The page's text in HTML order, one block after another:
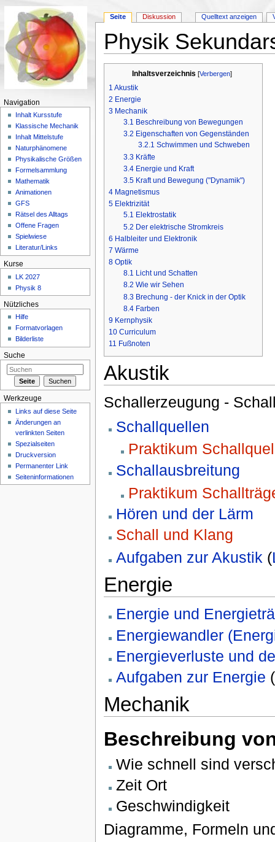
Physik
Inhaltsverzeichnis [Verbergen]
1 Akustik
2 Energie
3 Mechanik
3.1 Beschreibung von Bewegungen
3.2 Eigenschaften von Gegenständen
3.2.1 Schwimmen und Schweben
3.3 Kräfte
3.4 Energie und Kraft
3.5 Kraft und Bewegung ("Dynamik")
4 Magnetismus
5 Elektrizität
5.1 Elektrostatik
5.2 Der elektrische Stromkreis
6 Halbleiter und Elektronik
7 Wärme
8 Optik
8.1 Licht und Schatten
8.2 Wie wir Sehen
8.3 Brechung - der Knick in der Optik
8.4 Farben
9 Kernphysik
10 Curriculum
11 Fußnoten
Akustik
Schallerzeugung -
Schallquellen
Praktikum
Schallausbreitung
Praktikum
Hören und der Lärm
Schall und Klang
Aufgaben zur Akustik (
Energie
Energie und
Energiewandler
Energieverluste und
Aufgaben zur Energie (
Mechanik
Beschreibung
Wie schnell sind
Zeit Ort
Geschwindigkeit
Diagramme, Formeln
Seite Diskussion Quelltext anzeigen
Navigation
Inhalt Kursstufe
Klassische Mechanik
Inhalt Mittelstufe
Naturphänomene
Physikalische Größen
Formelsammlung
Mathematik
Animationen
GFS
Rätsel des Alltags
Offene Fragen
Spielwiese
Literatur/Links
Kurse
LK 2027
Physik 8
Nützliches
Hilfe
Formatvorlagen
Bilderliste
Suche
Werkzeuge
Links auf diese Seite
Änderungen an
verlinkten Seiten
Spezialseiten
Druckversion
Permanenter Link
Seiteninformationen